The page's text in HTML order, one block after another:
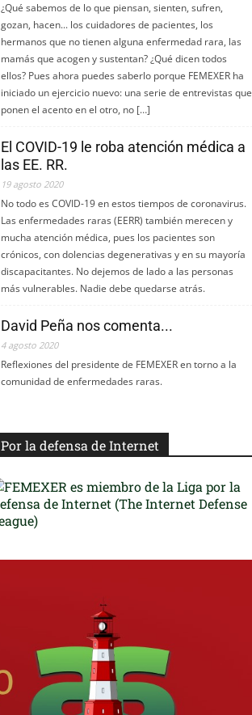
¿Qué sabemos de lo que piensan, sienten, sufren,
gozan, hacen... los cuidadores de pacientes, los
hermanos que no tienen alguna enfermedad rara, las
mamás que acogen y sustentan? ¿Qué dicen todos
ellos? Pues ahora puedes saberlo porque FEMEXER ha
iniciado un ejercicio nuevo: una serie de entrevistas que
ponen el acento en el otro, no […]
El COVID-19 le roba atención médica a
las EE. RR.
19 agosto 2020
No todo es COVID-19 en estos tiempos de coronavirus.
Las enfermedades raras (EERR) también merecen y
mucha atención médica, pues los pacientes son
crónicos, con dolencias degenerativas y en su mayoría
discapacitantes. No dejemos de lado a las personas
más vulnerables. Nadie debe quedarse atrás.
David Peña nos comenta...
4 agosto 2020
Reflexiones del presidente de FEMEXER en torno a la
comunidad de enfermedades raras.
Por la defensa de Internet